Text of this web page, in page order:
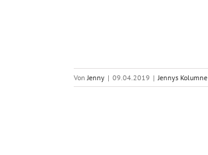
VonJenny | 09.04.2019 | Jennys Kolumne